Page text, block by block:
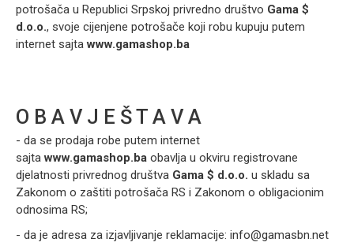
potrošača u Republici Srpskoj privredno društvo Gama $
d.o.o., svoje cijenjene potrošače koji robu kupuju putem
internet sajtawww.gamashop.ba
O B A V J E Š T A V A
- da se prodaja robe putem internet
sajtawww.gamashop.ba obavlja u okviru registrovane
djelatnosti privrednog društva Gama $ d.o.o. u skladu sa
Zakonom o zaštiti potrošača RS i Zakonom o obligacionim
odnosima RS;
- da je adresa za izjavljivanje reklamacije: info@gamasbn.net